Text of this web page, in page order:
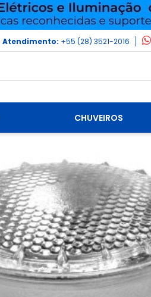
Atendimento: +55 (28) 3521-2016
CHUVEIROS